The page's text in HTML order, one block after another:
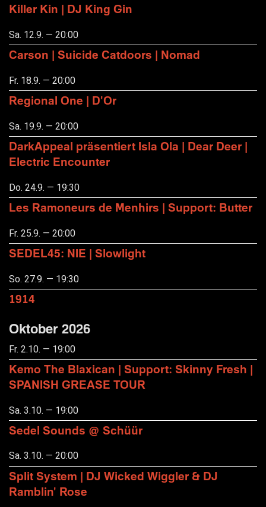
Killer Kin | DJ King Gin
Sa. 12.9. — 20:00
Carson | Suicide Catdoors | Nomad
Fr. 18.9. — 20:00
Regional One | D'Or
Sa. 19.9. — 20:00
DarkAppeal präsentiert Isla Ola | Dear Deer |
Electric Encounter
Do. 24.9. — 19:30
Les Ramoneurs de Menhirs | Support: Butter
Fr. 25.9. — 20:00
SEDEL45: NIE | Slowlight
So. 27.9. — 19:30
1914
Oktober 2026
Fr. 2.10. — 19:00
Kemo The Blaxican | Support: Skinny Fresh |
SPANISH GREASE TOUR
Sa. 3.10. — 19:00
Sedel Sounds @ Schüür
Sa. 3.10. — 20:00
Split System | DJ Wicked Wiggler & DJ
Ramblin' Rose